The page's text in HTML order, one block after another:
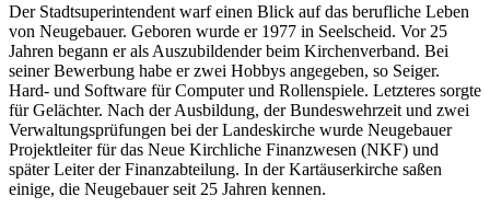
Der Stadtsuperintendent warf einen Blick auf das berufliche Leben
von Neugebauer. Geboren wurde er 1977 in Seelscheid. Vor 25
Jahren begann er als Auszubildender beim Kirchenverband. Bei
seiner Bewerbung habe er zwei Hobbys angegeben, so Seiger.
Hard- und Software für Computer und Rollenspiele. Letzteres sorgte
für Gelächter. Nach der Ausbildung, der Bundeswehrzeit und zwei
Verwaltungsprüfungen bei der Landeskirche wurde Neugebauer
Projektleiter für das Neue Kirchliche Finanzwesen (NKF) und
später Leiter der Finanzabteilung. In der Kartäuserkirche saßen
einige, die Neugebauer seit 25 Jahren kennen.